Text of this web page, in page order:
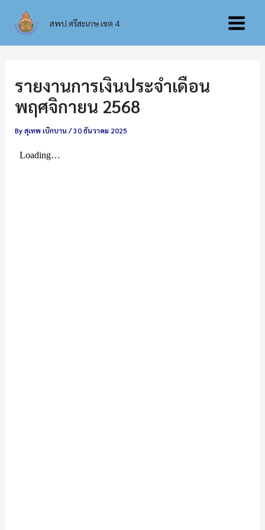
content
สพป.ศรีสะเกษ เขต 4
Main
รายงานการเงินประจำเดือน
พฤศจิกายน 2568
Byสุเทพ เบิกบาน/30 ธันวาคม 2025